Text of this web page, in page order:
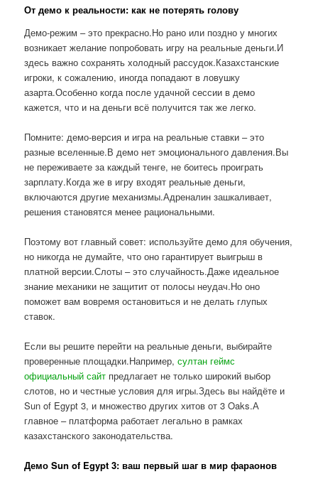
От демо к реальности: как не потерять голову
Демо-режим – это прекрасно.Но рано или поздно у многих
возникает желание попробовать игру на реальные деньги.И
здесь важно сохранять холодный рассудок.Казахстанские
игроки, к сожалению, иногда попадают в ловушку
азарта.Особенно когда после удачной сессии в демо
кажется, что и на деньги всё получится так же легко.
Помните: демо-версия и игра на реальные ставки – это
разные вселенные.В демо нет эмоционального давления.Вы
не переживаете за каждый тенге, не боитесь проиграть
зарплату.Когда же в игру входят реальные деньги,
включаются другие механизмы.Адреналин зашкаливает,
решения становятся менее рациональными.
Поэтому вот главный совет: используйте демо для обучения,
но никогда не думайте, что оно гарантирует выигрыш в
платной версии.Слоты – это случайность.Даже идеальное
знание механики не защитит от полосы неудач.Но оно
поможет вам вовремя остановиться и не делать глупых
ставок.
Если вы решите перейти на реальные деньги, выбирайте
проверенные площадки.Например,султан геймс
официальный сайт предлагает не только широкий выбор
слотов, но и честные условия для игры.Здесь вы найдёте и
Sun of Egypt 3, и множество других хитов от 3 Oaks.А
главное – платформа работает легально в рамках
казахстанского законодательства.
Демо Sun of Egypt 3: ваш первый шаг в мир фараонов